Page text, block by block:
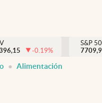
-0.19%
S&P
Alimentación